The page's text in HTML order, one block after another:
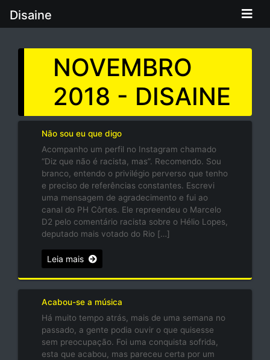
Disaine
NOVEMBRO
2018 - DISAINE
Não sou eu que digo
Acompanho um perfil no Instagram chamado
“Diz que não é racista, mas”. Recomendo. Sou
branco, entendo o privilégio perverso que tenho
e preciso de referências constantes. Escrevi
uma mensagem de agradecimento e fui ao
canal do PH Côrtes. Ele repreendeu o Marcelo
D2 pelo comentário racista sobre o Hélio Lopes,
deputado mais votado do Rio […]
Leia mais
Acabou-se a música
Há muito tempo atrás, mais de uma semana no
passado, a gente podia ouvir o que quisesse
sem preocupação. Foi uma conquista sofrida,
esta que acabou, mas pareceu certa por um